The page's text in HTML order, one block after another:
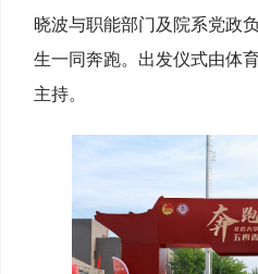
晓波与职能部门及院系党政
生一同奔跑。出发仪式由体
主持。